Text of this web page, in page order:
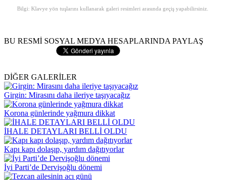
Bilgi: Klavye yön tuşlarını kullanarak galeri resimleri arasında geçiş yapabilirsiniz.
BU RESMİ SOSYAL MEDYA HESAPLARINDA PAYLAŞ
DİĞER GALERİLER
Girgin: Mirasını daha ileriye taşıyacağız
Korona günlerinde yağmura dikkat
İHALE DETAYLARI BELLİ OLDU
Kapı kapı dolaşıp, yardım dağıtıyorlar
İyi Parti’de Dervişoğlu dönemi